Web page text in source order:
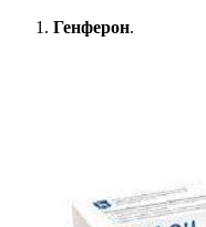
Генферон.